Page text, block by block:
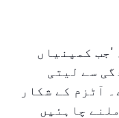
'جب کمپنیاں
سے لیتی
آٹزم کے شکار
چاہئیں